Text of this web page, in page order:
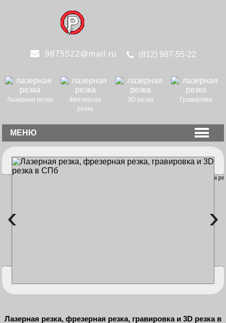
9875522@mail.ru (812) 987-55-22
Лазерная резка
Фрезерная
резка
3D резка Гравировка
МЕНЮ
‹ ›
Лазерная резка, фрезерная резка, гравировка и 3D резка в